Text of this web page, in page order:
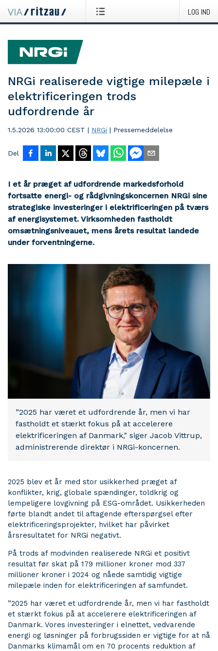
LOG IND
NRGi realiserede vigtige milepæle i
elektrificeringen trods
udfordrende år
1.5.2026 13:00:00 CEST | NRGi | Pressemeddelelse
Del
I et år præget af udfordrende markedsforhold
fortsatte energi- og rådgivningskoncernen NRGi sine
strategiske investeringer i elektrificeringen på tværs
af energisystemet. Virksomheden fastholdt
omsætningsniveauet, mens årets resultat landede
under forventningerne.
”2025 har været et udfordrende år, men vi har
fastholdt et stærkt fokus på at accelerere
elektrificeringen af Danmark," siger Jacob Vittrup,
administrerende direktør i NRGi-koncernen.
2025 blev et år med stor usikkerhed præget af
konflikter, krig, globale spændinger, toldkrig og
lempeligere lovgivning på ESG-området. Usikkerheden
førte blandt andet til aftagende efterspørgsel efter
elektrificeringsprojekter, hvilket har påvirket
årsresultatet for NRGi negativt.
På trods af modvinden realiserede NRGi et positivt
resultat før skat på 179 millioner kroner mod 337
millioner kroner i 2024 og nåede samtidig vigtige
milepæle inden for elektrificeringen af samfundet.
”2025 har været et udfordrende år, men vi har fastholdt
et stærkt fokus på at accelerere elektrificeringen af
Danmark. Vores investeringer i elnettet, vedvarende
energi og løsninger på forbrugssiden er vigtige for at nå
Danmarks klimamål om en 70 procents reduktion af